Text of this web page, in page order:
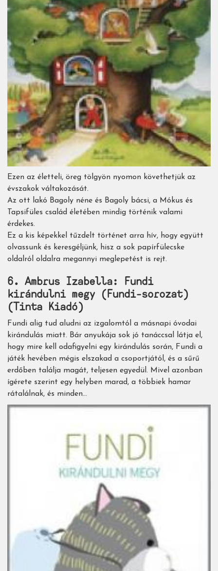
Ezen az életteli, öreg tölgyön nyomon követhetjük az
évszakok váltakozását.
Az ott lakó Bagoly néne és Bagoly bácsi, a Mókus és
Tapsifüles család életében mindig történik valami
érdekes.
Ez a kis képekkel tűzdelt történet arra hív, hogy együtt
olvassunk és keresgéljünk, hisz a sok papírfülecske
oldalról oldalra megannyi meglepetést is rejt.
6. Ambrus Izabella: Fundi
kirándulni megy (Fundi-sorozat)
(Tinta Kiadó)
Fundi alig tud aludni az izgalomtól a másnapi óvodai
kirándulás miatt. Bár anyukája sok jó tanáccsal látja el,
hogy mire kell odafigyelni egy kirándulás során, Fundi a
játék hevében mégis elszakad a csoportjától, és a sűrű
erdőben találja magát, teljesen egyedül. Mivel azonban
ígérete szerint egy helyben marad, a többiek hamar
rátalálnak, és minden…